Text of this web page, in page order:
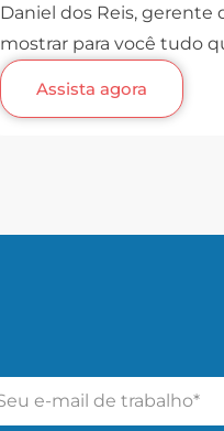
Daniel dos Reis, gerente
mostrar para você tudo
Assista agora